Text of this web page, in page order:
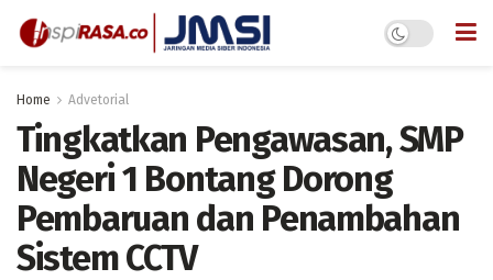
Home Advetorial
Tingkatkan Pengawasan, SMP
Negeri 1 Bontang Dorong
Pembaruan dan Penambahan
Sistem CCTV